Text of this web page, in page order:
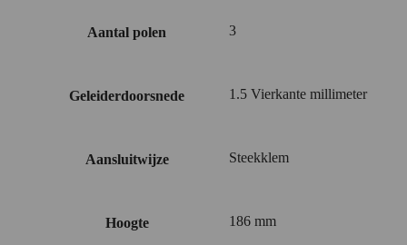
Aantal polen 3
Geleiderdoorsnede 1.5 Vierkante millimeter
Aansluitwijze Steekklem
Hoogte 186 mm